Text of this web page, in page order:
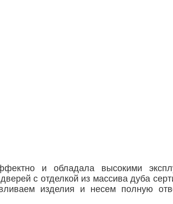
и обладала высокими
с отделкой из массива дуба
изделия и несем полную